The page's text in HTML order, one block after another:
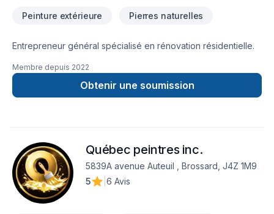
Peinture extérieure Pierres naturelles
Entrepreneur général spécialisé en rénovation résidentielle.
Membre depuis 2022
Obtenir une soumission
Québec peintres inc.
5839A avenue Auteuil , Brossard, J4Z 1M9
5
6 Avis